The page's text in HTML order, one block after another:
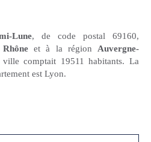
Lune, de code postal 69160,
Rhôneet à la région Auvergne-
comptait 19511 habitants. La
est Lyon.